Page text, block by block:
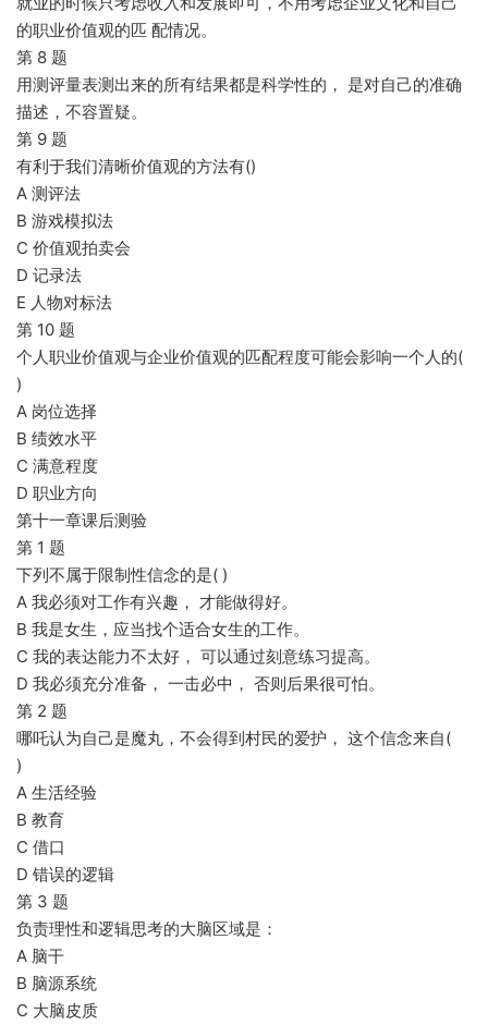
的职业价值观的匹 配情况。
第 8 题
用测评量表测出来的所有结果都是科学性的， 是对自己的准确
描述，不容置疑。
第 9 题
有利于我们清晰价值观的方法有()
A 测评法
B 游戏模拟法
C 价值观拍卖会
D 记录法
E 人物对标法
第 10 题
个人职业价值观与企业价值观的匹配程度可能会影响一个人的(
)
A 岗位选择
B 绩效水平
C 满意程度
D 职业方向
第十一章课后测验
第 1 题
下列不属于限制性信念的是( )
A 我必须对工作有兴趣， 才能做得好。
B 我是女生，应当找个适合女生的工作。
C 我的表达能力不太好， 可以通过刻意练习提高。
D 我必须充分准备， 一击必中， 否则后果很可怕。
第 2 题
哪吒认为自己是魔丸，不会得到村民的爱护， 这个信念来自(
)
A 生活经验
B 教育
C 借口
D 错误的逻辑
第 3 题
负责理性和逻辑思考的大脑区域是：
A 脑干
B 脑源系统
C 大脑皮质